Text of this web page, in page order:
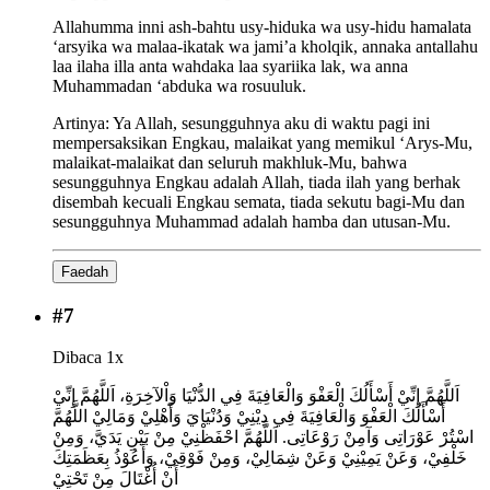
Allahumma inni ash-bahtu usy-hiduka wa usy-hidu hamalata
‘arsyika wa malaa-ikatak wa jami’a kholqik, annaka antallahu
laa ilaha illa anta wahdaka laa syariika lak, wa anna
Muhammadan ‘abduka wa rosuuluk.
Artinya: Ya Allah, sesungguhnya aku di waktu pagi ini
mempersaksikan Engkau, malaikat yang memikul ‘Arys-Mu,
malaikat-malaikat dan seluruh makhluk-Mu, bahwa
sesungguhnya Engkau adalah Allah, tiada ilah yang berhak
disembah kecuali Engkau semata, tiada sekutu bagi-Mu dan
sesungguhnya Muhammad adalah hamba dan utusan-Mu.
Faedah
#7
Dibaca 1x
اَللَّهُمَّ إِنِّيْ أَسْأَلُكَ الْعَفْوَ وَالْعَافِيَةَ فِي الدُّنْيَا وَاْلآخِرَةِ، اَللَّهُمَّ إِنِّيْ
أَسْأَلُكَ الْعَفْوَ وَالْعَافِيَةَ فِي دِيْنِيْ وَدُنْيَايَ وَأَهْلِيْ وَمَالِيْ اللَّهُمَّ
اسْتُرْ عَوْرَاتِى وَآمِنْ رَوْعَاتِى. اَللَّهُمَّ احْفَظْنِيْ مِنْ بَيْنِ يَدَيَّ، وَمِنْ
خَلْفِيْ، وَعَنْ يَمِيْنِيْ وَعَنْ شِمَالِيْ، وَمِنْ فَوْقِيْ، وَأَعُوْذُ بِعَظَمَتِكَ
أَنْ أُغْتَالَ مِنْ تَحْتِيْ